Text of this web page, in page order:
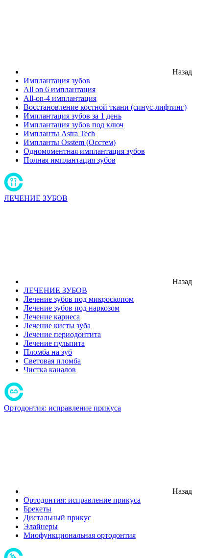
Назад
Имплантация зубов
All on 6 имплантация
All-on-4 имплантация
Восстановление костной ткани (синус-лифтинг)
Имплантация зубов за 1 день
Имплантация зубов под ключ
Импланты Astra Tech
Импланты Osstem (Осстем)
Одномоментная имплантация зубов
Полная имплантация зубов
ЛЕЧЕНИЕ ЗУБОВ
Назад
ЛЕЧЕНИЕ ЗУБОВ
Лечение зубов под микроскопом
Лечение зубов под наркозом
Лечение кариеса
Лечение кисты зуба
Лечение периодонтита
Лечение пульпита
Пломба на зуб
Световая пломба
Чистка каналов
Ортодонтия: исправление прикуса
Назад
Ортодонтия: исправление прикуса
Брекеты
Дистальный прикус
Элайнеры
Миофункциональная ортодонтия